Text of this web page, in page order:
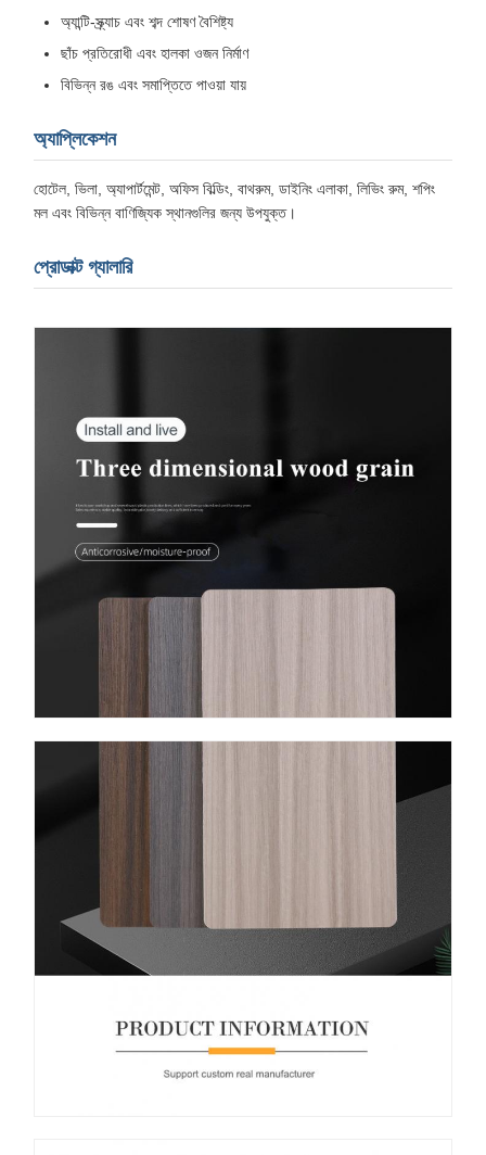
অ্যান্টি-স্ক্র্যাচ এবং শব্দ শোষণ বৈশিষ্ট্য
ছাঁচ প্রতিরোধী এবং হালকা ওজন নির্মাণ
বিভিন্ন রঙ এবং সমাপ্তিতে পাওয়া যায়
অ্যাপ্লিকেশন
হোটেল, ভিলা, অ্যাপার্টমেন্ট, অফিস বিল্ডিং, বাথরুম, ডাইনিং এলাকা, লিভিং রুম, শপিং
মল এবং বিভিন্ন বাণিজ্যিক স্থানগুলির জন্য উপযুক্ত।
প্রোডাক্ট গ্যালারি